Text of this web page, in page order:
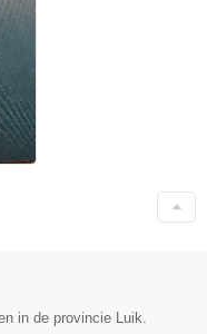
in de provincie Luik.